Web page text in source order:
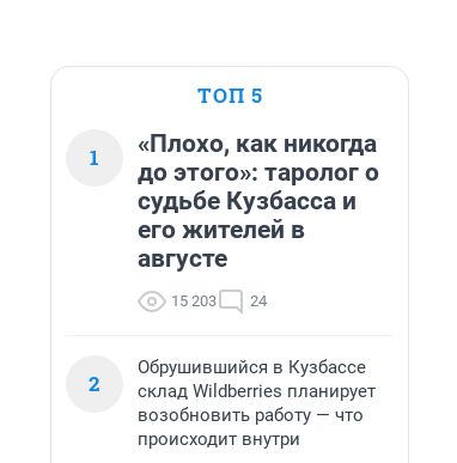
ТОП 5
1
«Плохо, как никогда
до этого»: таролог о
судьбе Кузбасса и
его жителей в
августе
15 203 24
2
Обрушившийся в Кузбассе
склад Wildberries планирует
возобновить работу — что
происходит внутри